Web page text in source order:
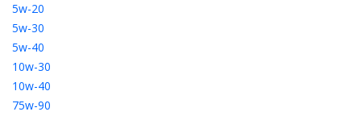
5w-20
5w-30
5w-40
10w-30
10w-40
75w-90